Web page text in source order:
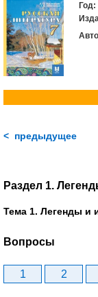
Год:
< предыдущее
Раздел 1.
Тема 1. Легенды и
Вопросы
1 2